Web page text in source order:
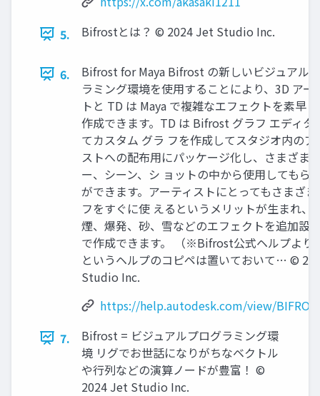
5.
Bifrostとは？ © 2024 Jet Studio Inc.
6.
Bifrost for Maya Bifrost の新しいビジュアル
ラミング環境を使用することにより、3D アー
トと TD は Maya で複雑なエフェクトを素早
作成できます。TD は Bifrost グラフ エディタ
てカスタム グラ フを作成してスタジオ内のア
ストへの配布用にパッケージ化し、さまざま
ー、シーン、シ ョットの中から使用してもら
ができます。アーティストにとってもさまざ
フをすぐに使 えるというメリットが生まれ、
煙、爆発、砂、雪などのエフェクトを追加設
で作成できます。 （※Bifrost公式ヘルプより
というヘルプのコピペは置いておいて… ©
Studio Inc.
https://help.autodesk.com/view/
7.
Bifrost = ビジュアルプログラミング環
境 リグでお世話になりがちなベクトル
や行列などの演算ノードが豊富！ ©
2024 Jet Studio Inc.